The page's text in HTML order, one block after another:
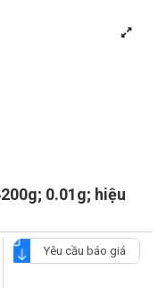
0.01g; hiệu
Yêu cầu báo giá